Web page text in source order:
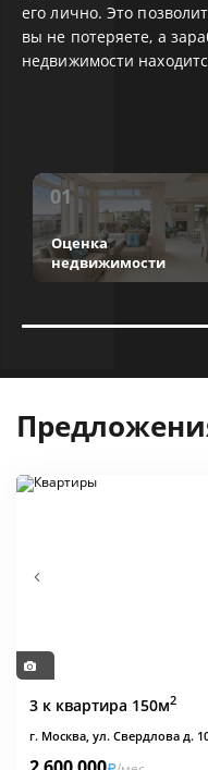
его лично. Это
вы не потеряете, а
недвижимости
Оценка
недвижимости
01
3 к квартира 150м2
г. Москва, ул. Свердлова д.